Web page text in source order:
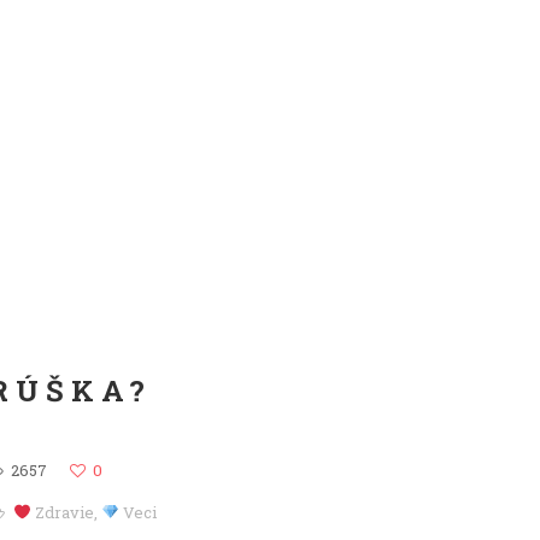
2657
0
Zdravie, Veci